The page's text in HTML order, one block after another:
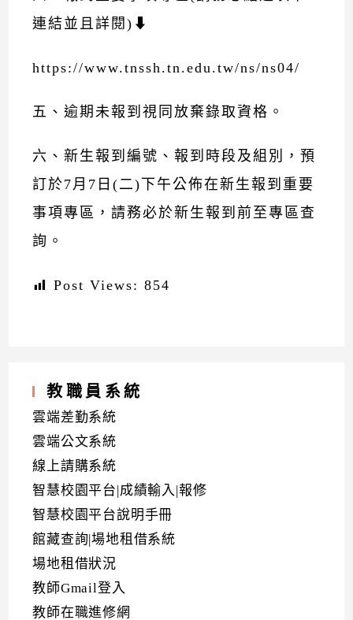
連結並且詳閱)⬇
https://www.tnssh.tn.edu.tw/ns/ns04/
五、逾期未報到視同放棄錄取資格。
六、新生報到編號、報到時段及組別，預
訂於7月7日(二)下午公佈在新生報到重要
事項專區，請務必於新生報到前至專區查
詢。
Post Views: 854
教職員系統
雲端差勤系統
雲端公文系統
線上請購系統
智慧校園平台|成績輸入|報修
智慧校園平台說明手冊
館藏查詢|場地租借系統
場地租借狀況
教師Gmail登入
教師在職進修網